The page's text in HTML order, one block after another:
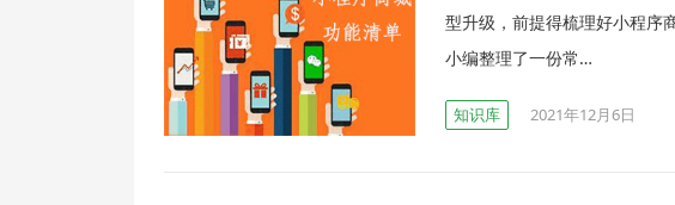
型升级，前提得梳理好小程序
小编整理了一份常…
知识库 2021年12月6日